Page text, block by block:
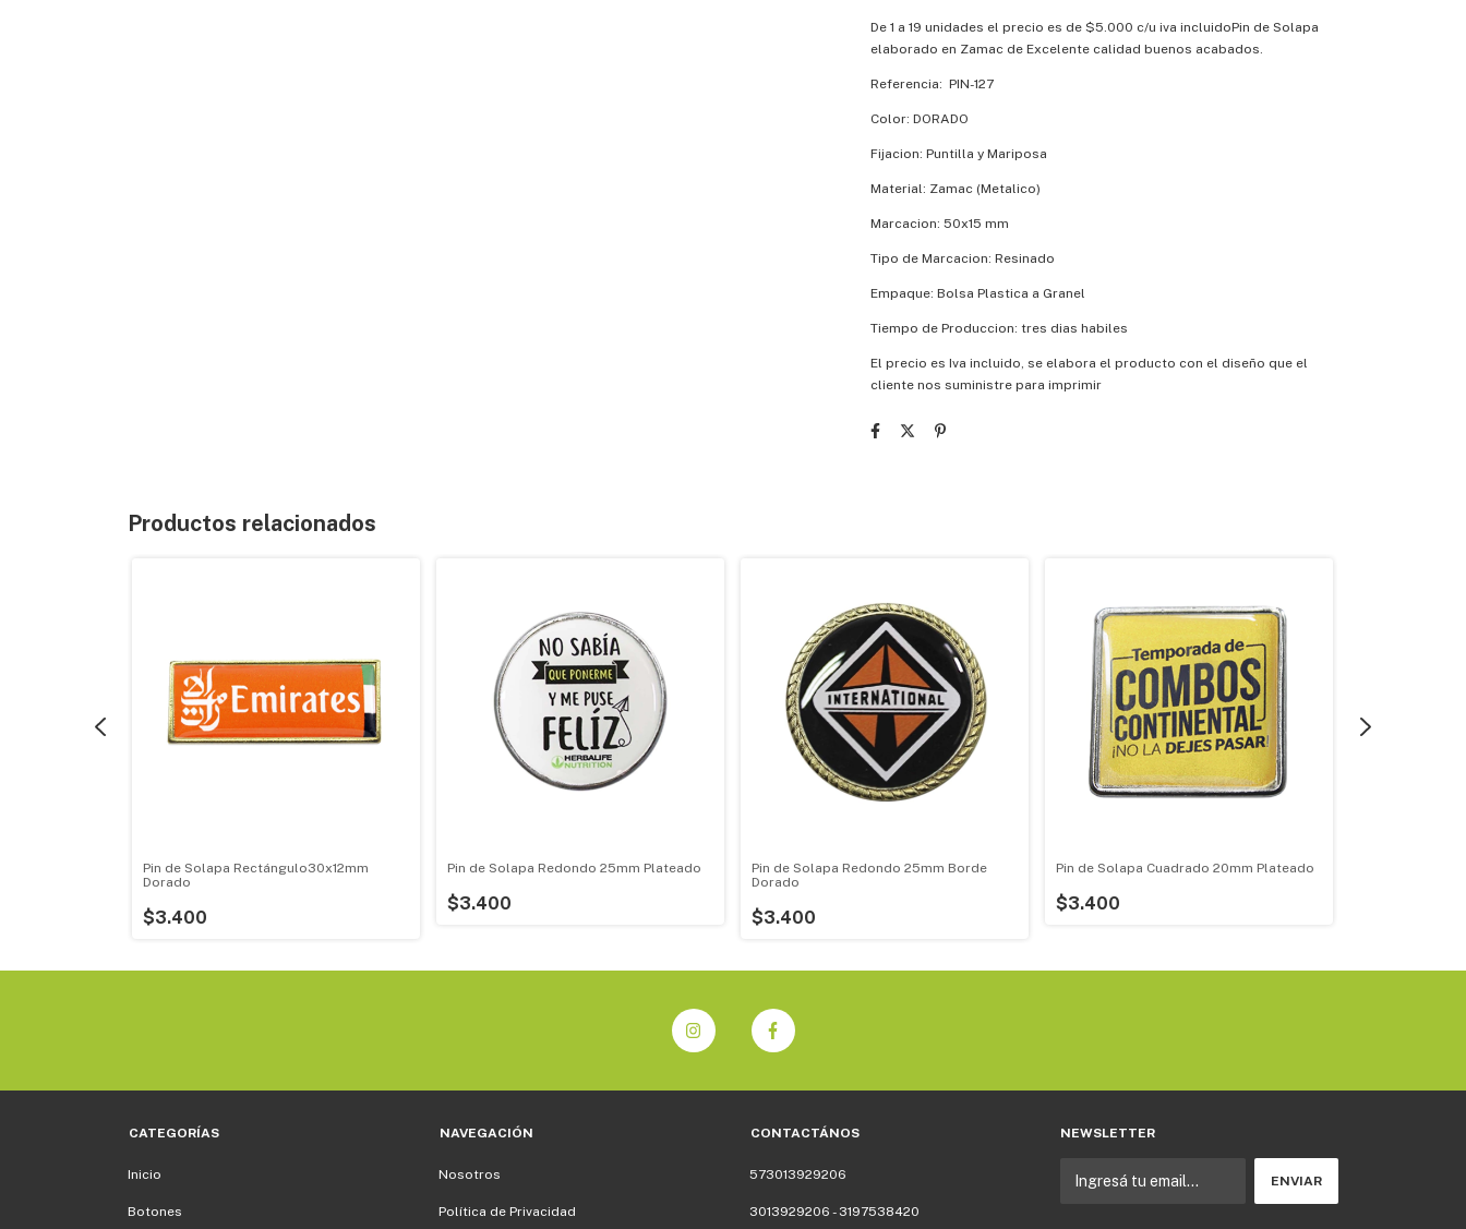
De 1 a 19 unidades el precio es de $5.000 c/u iva incluidoPin de Solapa
elaborado en Zamac de Excelente calidad buenos acabados.
Referencia: PIN-127
Color: DORADO
Fijacion: Puntilla y Mariposa
Material: Zamac (Metalico)
Marcacion: 50x15 mm
Tipo de Marcacion: Resinado
Empaque: Bolsa Plastica a Granel
Tiempo de Produccion: tres dias habiles
El precio es Iva incluido, se elabora el producto con el diseño que el
cliente nos suministre para imprimir
Productos relacionados
Pin de Solapa Rectángulo30x12mm
Dorado
$3.400
Pin de Solapa Redondo 25mm Plateado
$3.400
Pin de Solapa Redondo 25mm Borde
Dorado
$3.400
Pin de Solapa Cuadrado 20mm Plateado
$3.400
CATEGORÍAS
Inicio
Botones
NAVEGACIÓN
Nosotros
Política de Privacidad
CONTACTÁNOS
573013929206
3013929206 - 3197538420
NEWSLETTER